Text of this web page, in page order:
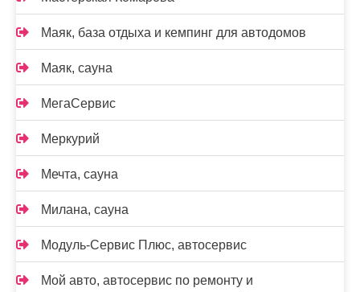
Маяк, база отдыха и кемпинг для автодомов
Маяк, сауна
МегаСервис
Меркурий
Мечта, сауна
Милана, сауна
Модуль-Сервис Плюс, автосервис
Мой авто, автосервис по ремонту и